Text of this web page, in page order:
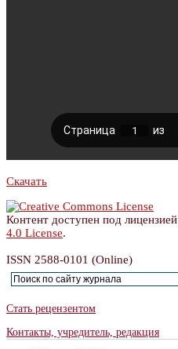
Скачать
Контент доступен под лицензией
4.0 License.
ISSN 2588-0101 (Online)
Стать рецензентом
Контакты, учредитель, редакция